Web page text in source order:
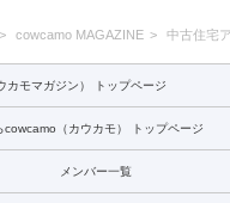
cowcamo MAGAZINE 中古住宅
カモマガジン） トップページ
（カウカモ） トップページ
メンバー一覧